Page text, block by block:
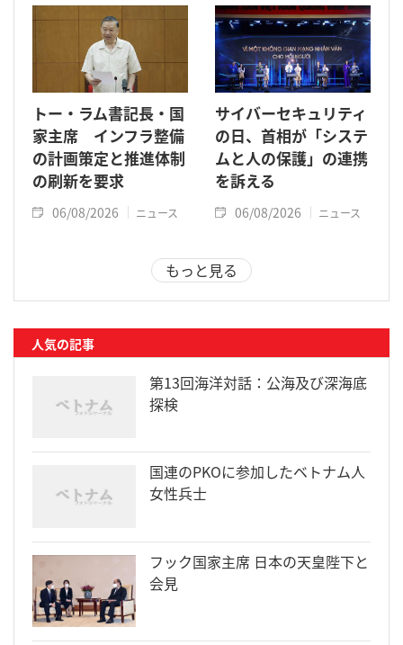
トー・ラム書記長・国
家主席 インフラ整備
の計画策定と推進体制
の刷新を要求
06/08/2026 ニュース
サイバーセキュリティ
の日、首相が「システ
ムと人の保護」の連携
を訴える
06/08/2026 ニュース
もっと見る
人気の記事
第13回海洋対話：公海及び深海底
探検
国連のPKOに参加したベトナム人
女性兵士
フック国家主席 日本の天皇陛下と
会見